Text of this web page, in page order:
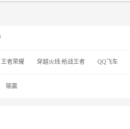
王者荣耀 穿越火线:枪战王者 QQ飞车
输赢